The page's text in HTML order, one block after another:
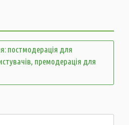
постмодерація для
премодерація для